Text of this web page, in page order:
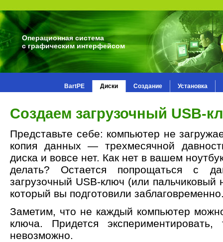
Операционная система
с графическим интерфейсом
BartPE Диски Создание Установка
Создаем загрузочный USB-
Представьте себе: компьютер не
копия данных — трехмесячной
диска и вовсе нет. Как нет в вашем
делать? Остается попрощаться с
загрузочный USB-ключ (или
который вы подготовили
Заметим, что не каждый компьютер
ключа. Придется экспериментировать,
невозможно.